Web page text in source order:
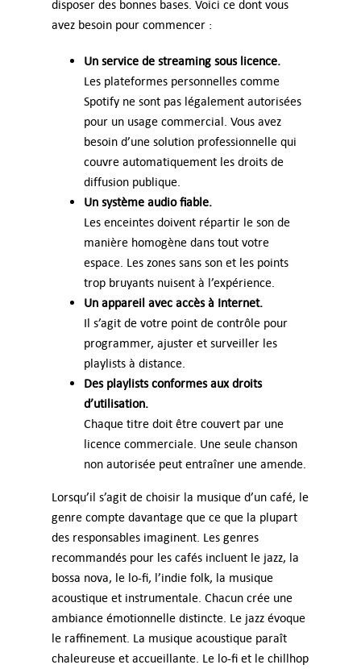
disposer des bonnes bases. Voici ce dont vous
avez besoin pour commencer :
Un service de streaming sous licence.
Les plateformes personnelles comme
Spotify ne sont pas légalement autorisées
pour un usage commercial. Vous avez
besoin d’une solution professionnelle qui
couvre automatiquement les droits de
diffusion publique.
Un système audio fiable.
Les enceintes doivent répartir le son de
manière homogène dans tout votre
espace. Les zones sans son et les points
trop bruyants nuisent à l’expérience.
Un appareil avec accès à Internet.
Il s’agit de votre point de contrôle pour
programmer, ajuster et surveiller les
playlists à distance.
Des playlists conformes aux droits
d’utilisation.
Chaque titre doit être couvert par une
licence commerciale. Une seule chanson
non autorisée peut entraîner une amende.
Lorsqu’il s’agit de choisir la musique d’un café, le
genre compte davantage que ce que la plupart
des responsables imaginent. Les genres
recommandés pour les cafés incluent le jazz, la
bossa nova, le lo-fi, l’indie folk, la musique
acoustique et instrumentale. Chacun crée une
ambiance émotionnelle distincte. Le jazz évoque
le raffinement. La musique acoustique paraît
chaleureuse et accueillante. Le lo-fi et le chillhop